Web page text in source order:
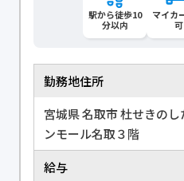
駅から徒歩10
分以内
マイカ
可
勤務地住所
宮城県 名取市 杜せきの
ンモール名取３階
給与